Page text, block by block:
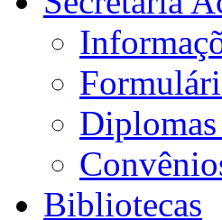
Bibliotecas